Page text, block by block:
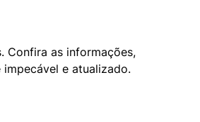
Confira as informações,
e atualizado.